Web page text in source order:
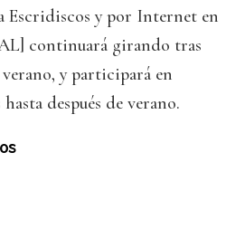
Escridiscos y por Internet en
continuará girando tras
y participará en
después de verano.